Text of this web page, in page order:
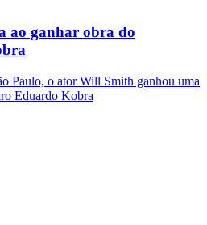
ao ganhar obra do
Paulo, o ator Will Smith ganhou uma
Eduardo Kobra